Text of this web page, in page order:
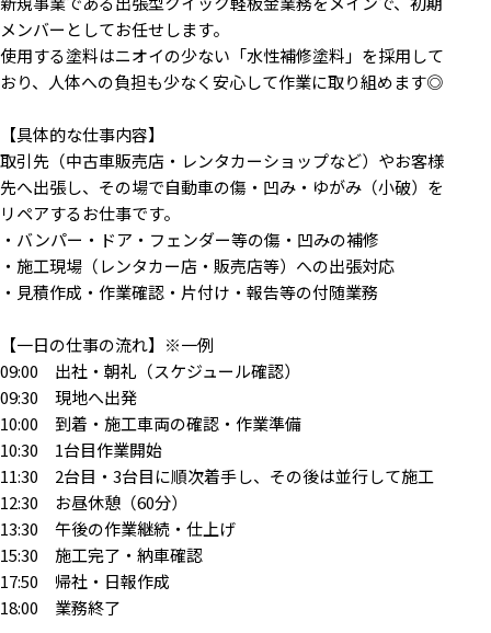
メンバーとしてお任せします。
使用する塗料はニオイの少ない「水性補修塗料」を採用して
おり、人体への負担も少なく安心して作業に取り組めます◎
【具体的な仕事内容】
取引先（中古車販売店・レンタカーショップなど）やお客様
先へ出張し、その場で自動車の傷・凹み・ゆがみ（小破）を
リペアするお仕事です。
・バンパー・ドア・フェンダー等の傷・凹みの補修
・施工現場（レンタカー店・販売店等）への出張対応
・見積作成・作業確認・片付け・報告等の付随業務
【一日の仕事の流れ】※一例
09:00 出社・朝礼（スケジュール確認）
09:30 現地へ出発
10:00 到着・施工車両の確認・作業準備
10:30 1台目作業開始
11:30 2台目・3台目に順次着手し、その後は並行して施工
12:30 お昼休憩（60分）
13:30 午後の作業継続・仕上げ
15:30 施工完了・納車確認
17:50 帰社・日報作成
18:00 業務終了